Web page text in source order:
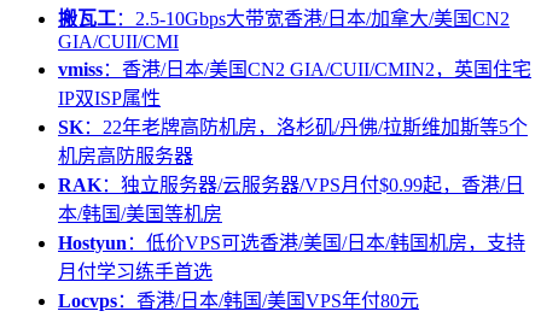
搬瓦工：2.5-10Gbps大带宽香港/日本/加拿大/美国CN2
GIA/CUII/CMI
vmiss：香港/日本/美国CN2 GIA/CUII/CMIN2，英国住宅
IP双ISP属性
SK：22年老牌高防机房，洛杉矶/丹佛/拉斯维加斯等5个
机房高防服务器
RAK：独立服务器/云服务器/VPS月付$0.99起，香港/日
本/韩国/美国等机房
Hostyun ：低价VPS可选香港/美国/日本/韩国机房，支持
月付学习练手首选
Locvps：香港/日本/韩国/美国VPS年付80元